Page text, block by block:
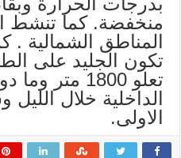
منخفضة. كما تنشط
المناطق الشمالية
تكون الجليد على
تعلو 1800
الداخلية خلال
الاولى.